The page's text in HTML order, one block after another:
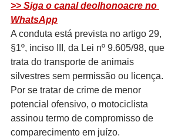
>> Siga o canal deolhonoacre no
WhatsApp
A conduta está prevista no artigo 29,
§1º, inciso III, da Lei nº 9.605/98, que
trata do transporte de animais
silvestres sem permissão ou licença.
Por se tratar de crime de menor
potencial ofensivo, o motociclista
assinou termo de compromisso de
comparecimento em juízo.